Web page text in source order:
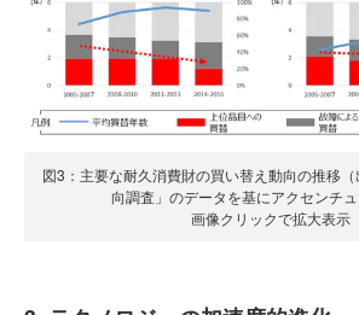
図3：主要な耐久消費財の買い替え動向の推移
向調査」のデータを基にアクセンチュ
画像クリックで拡大表示